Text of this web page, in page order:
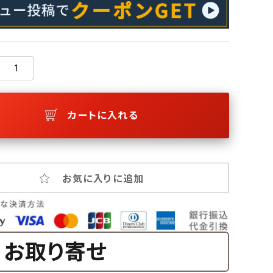
カートに入れる
お気に入りに追加
お取り寄せ